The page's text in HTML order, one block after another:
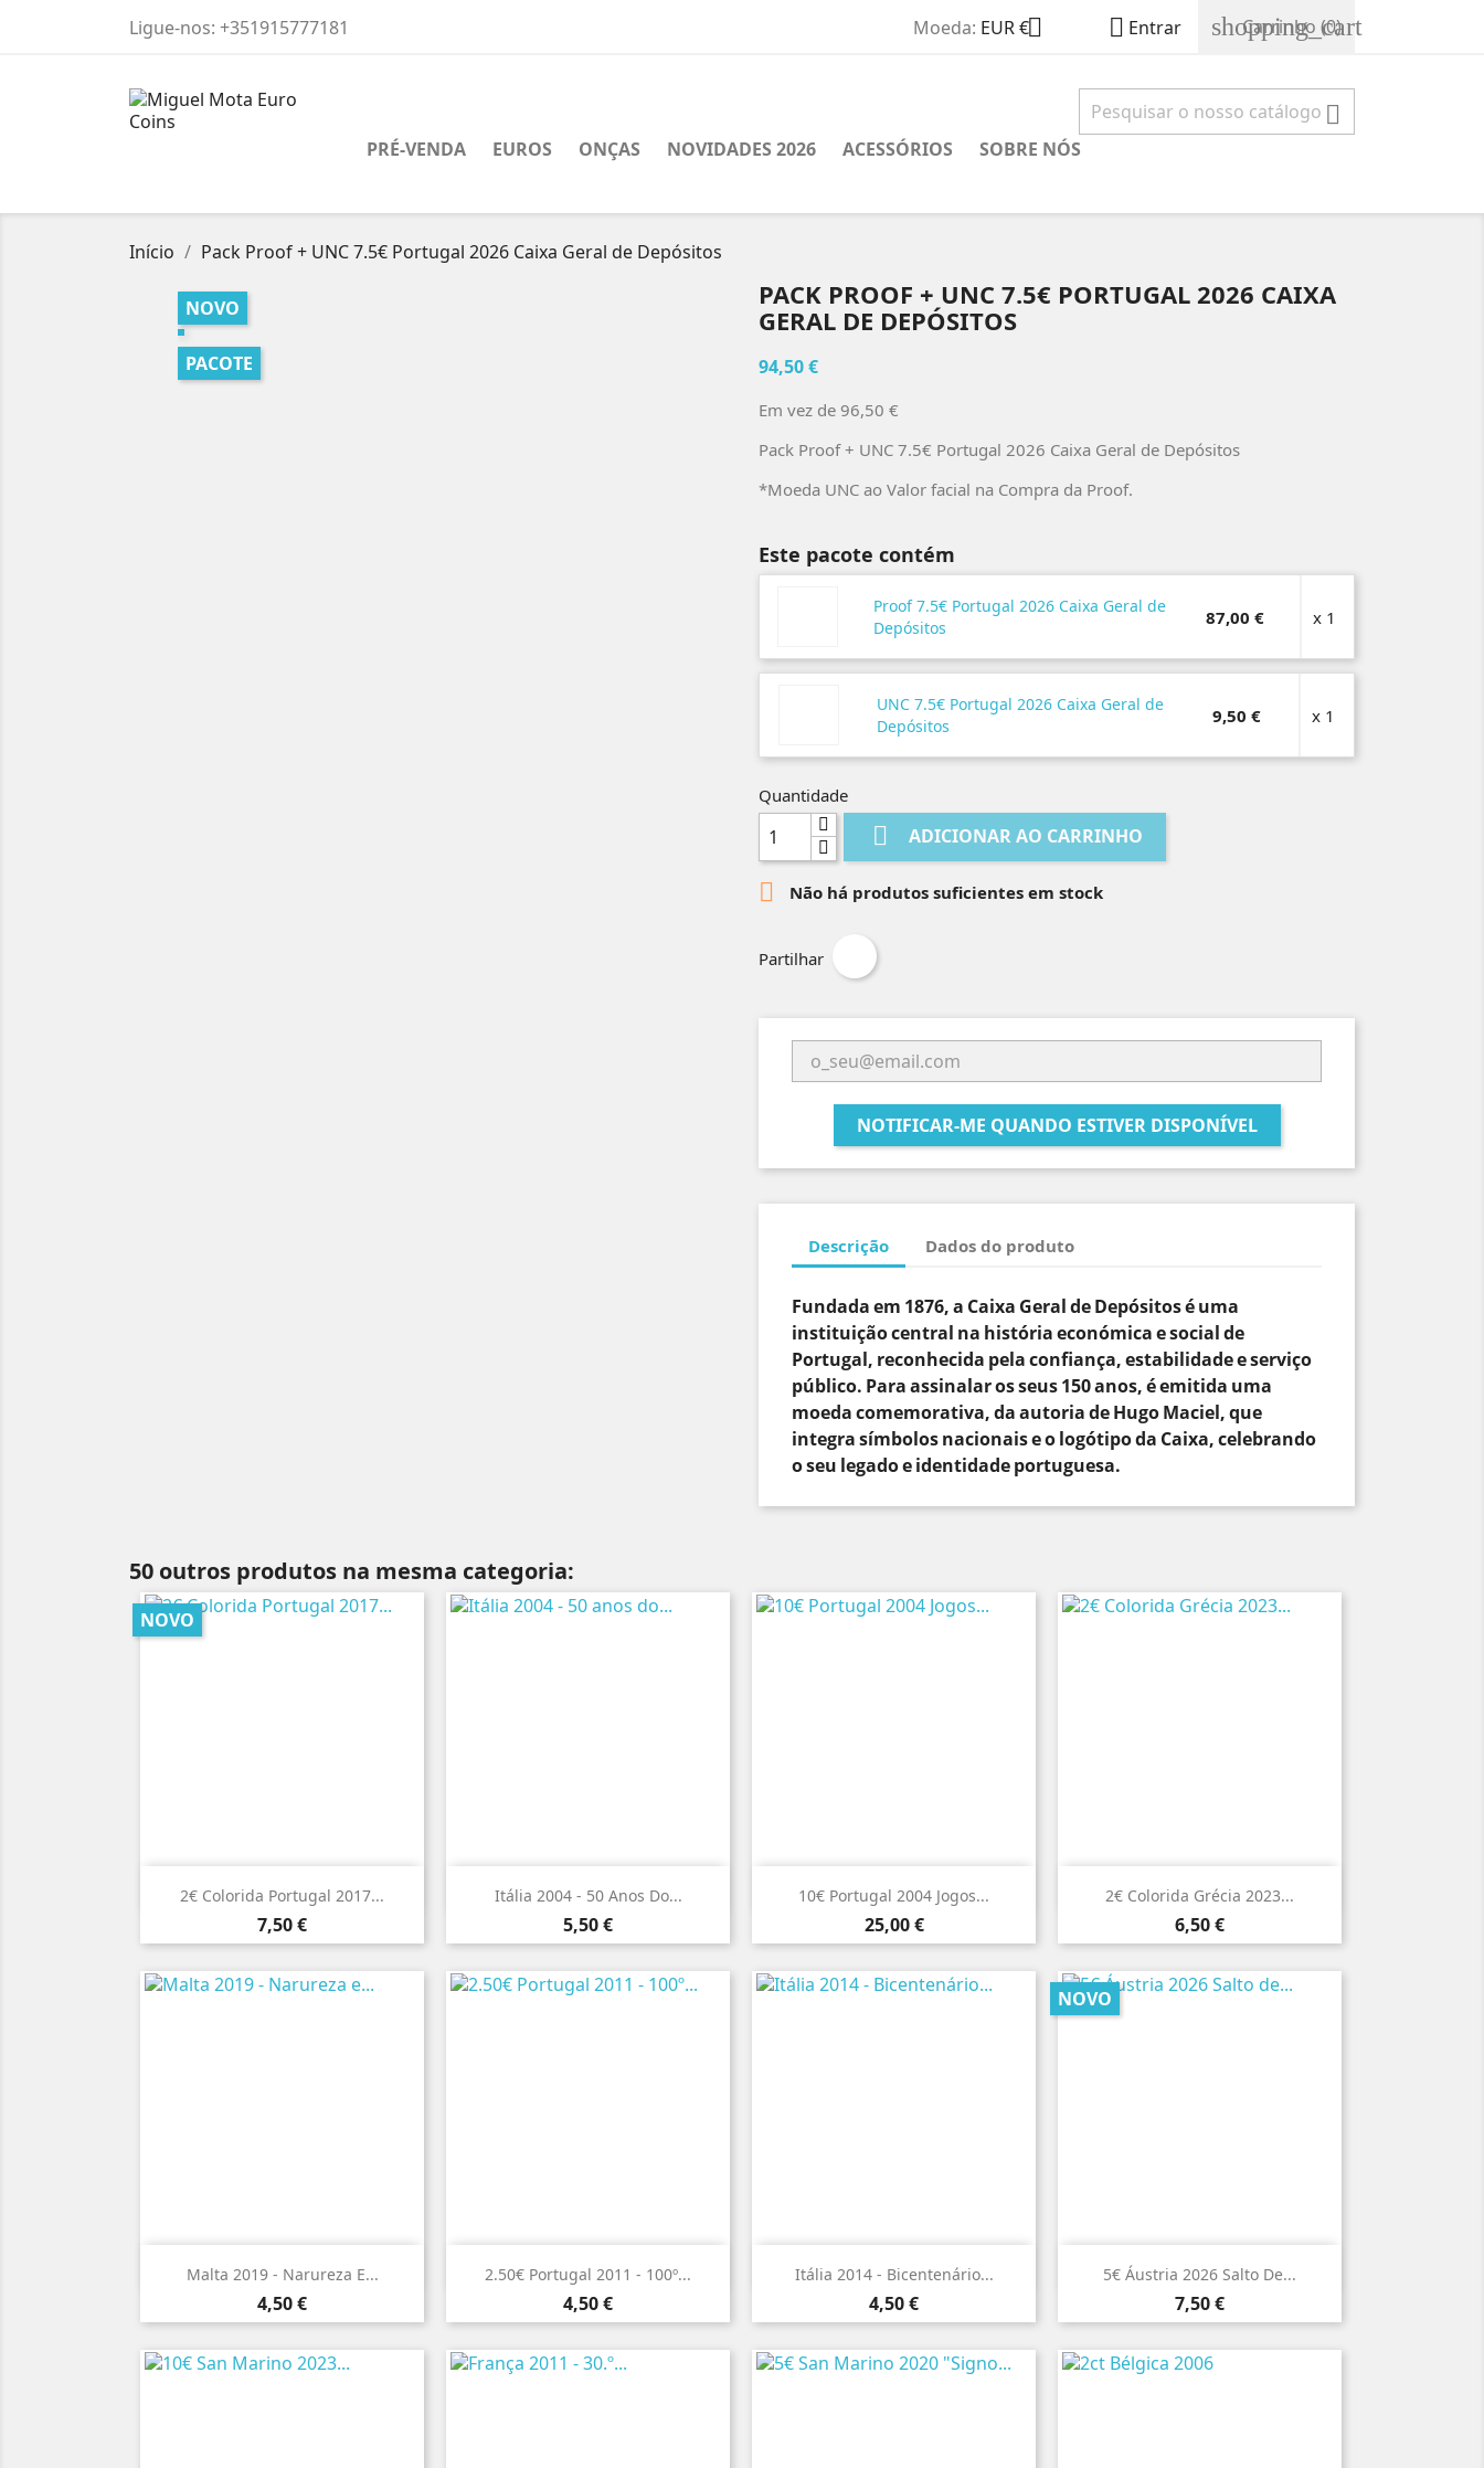
Ligue-nos: +351915777181 Moeda: EUR €  Entrar shopping_cart
Carrinho (0)

PRÉ-VENDA EUROS ONÇAS NOVIDADES 2026 ACESSÓRIOS SOBRE NÓS
Início Pack Proof + UNC 7.5€ Portugal 2026 Caixa Geral de Depósitos
NOVO
PACOTE
PACK PROOF + UNC 7.5€ PORTUGAL 2026 CAIXA
GERAL DE DEPÓSITOS
94,50 €
Em vez de 96,50 €
Pack Proof + UNC 7.5€ Portugal 2026 Caixa Geral de Depósitos
*Moeda UNC ao Valor facial na Compra da Proof.
Este pacote contém
Proof 7.5€ Portugal 2026 Caixa Geral de
Depósitos
87,00 € x 1
UNC 7.5€ Portugal 2026 Caixa Geral de
Depósitos
9,50 € x 1
Quantidade
 ADICIONAR AO CARRINHO
 Não há produtos suficientes em stock
Partilhar
NOTIFICAR-ME QUANDO ESTIVER DISPONÍVEL
Descrição Dados do produto
Fundada em 1876, a Caixa Geral de Depósitos é uma
instituição central na história económica e social de
Portugal, reconhecida pela confiança, estabilidade e serviço
público. Para assinalar os seus 150 anos, é emitida uma
moeda comemorativa, da autoria de Hugo Maciel, que
integra símbolos nacionais e o logótipo da Caixa, celebrando
o seu legado e identidade portuguesa.
50 outros produtos na mesma categoria:
2€ Colorida Portugal 2017...
Preço
7,50 €
NOVO
 Vista rápida Itália 2004 - 50 Anos Do...
Preço
5,50 €
 Vista rápida 10€ Portugal 2004 Jogos...
Preço
25,00 €
 Vista rápida 2€ Colorida Grécia 2023...
Preço
6,50 €
 Vista rápida
Malta 2019 - Narureza E...
Preço
4,50 €
 Vista rápida 2.50€ Portugal 2011 - 100º...
Preço
4,50 €
 Vista rápida Itália 2014 - Bicentenário...
Preço
4,50 €
 Vista rápida 5€ Áustria 2026 Salto De...
Preço
7,50 €
NOVO
 Vista rápida